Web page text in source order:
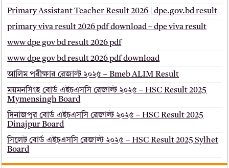
Primary Assistant Teacher Result 2026 | dpe.gov.bd result
primary viva result 2026 pdf download – dpe viva result
www dpe gov bd result 2026 pdf
www dpe gov bd result 2026 pdf download
আলিম পরীক্ষার রেজাল্ট ২০২৫ – Bmeb ALIM Result
ময়মনসিংহ বোর্ড এইচএসসি রেজাল্ট ২০২৫ – HSC Result 2025
Mymensingh Board
দিনাজপুর বোর্ড এইচএসসি রেজাল্ট ২০২৫ – HSC Result 2025
Dinajpur Board
সিলেট বোর্ড এইচএসসি রেজাল্ট ২০২৫ – HSC Result 2025 Sylhet
Board